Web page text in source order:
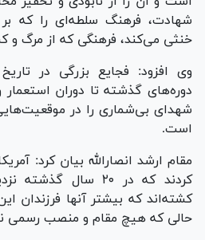
شهادت، فرهنگ سلطه‌ای را که
خنثی می‌کند، فرهنگی که از مرگ و
وی افزود: فجایع بزرگی در
دوره‌های گذشته تا دوران
شهدای بی‌شماری را در
است.
مقام ارشد انصارالله بیان کرد:
کشته‌اند که بیشتر آنها فرزندان
حالی که هیچ مقام و منصب رسمی